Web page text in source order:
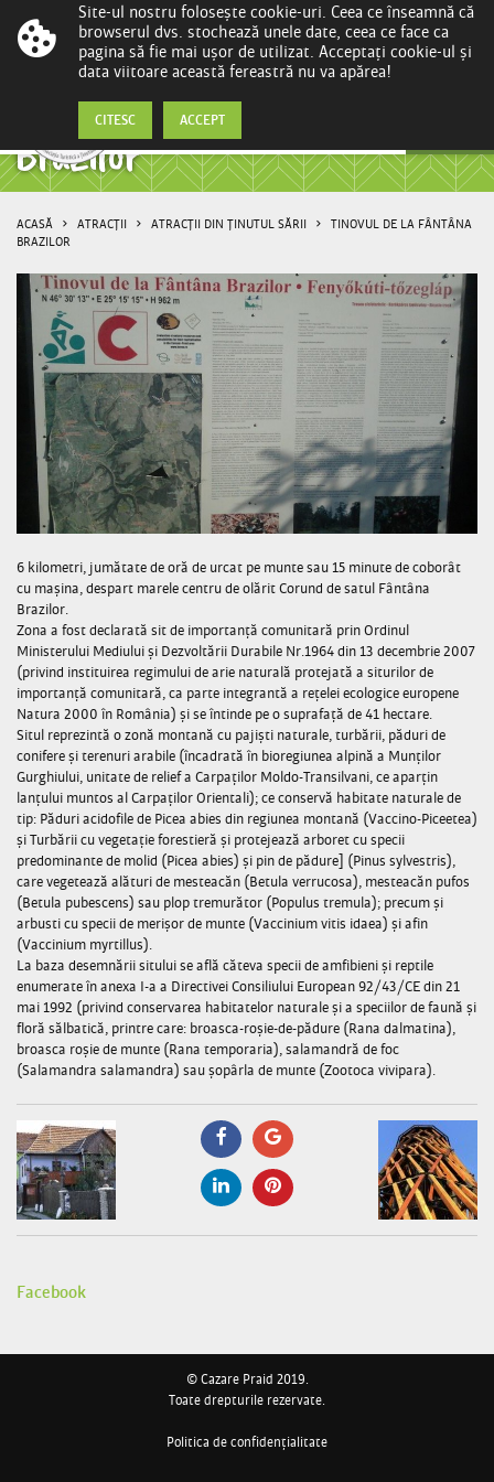
Tinovul de la Fântâna
Brazilor
ACASĂ ATRACȚII ATRACȚII DIN ȚINUTUL SĂRII
TINOVUL DE LA FÂNTÂNA
BRAZILOR
6 kilometri, jumătate de oră de urcat pe munte sau 15 minute de coborât
cu mașina, despart marele centru de olărit Corund de satul Fântâna
Brazilor.
Zona a fost declarată sit de importanță comunitară prin Ordinul
Ministerului Mediului și Dezvoltării Durabile Nr.1964 din 13 decembrie 2007
(privind instituirea regimului de arie naturală protejată a siturilor de
importanță comunitară, ca parte integrantă a rețelei ecologice europene
Natura 2000 în România) și se întinde pe o suprafață de 41 hectare.
Situl reprezintă o zonă montană cu pajiști naturale, turbării, păduri de
conifere și terenuri arabile (încadrată în bioregiunea alpină a Munților
Gurghiului, unitate de relief a Carpaților Moldo-Transilvani, ce aparțin
lanțului muntos al Carpaților Orientali); ce conservă habitate naturale de
tip: Păduri acidofile de Picea abies din regiunea montană (Vaccino-Piceetea)
și Turbării cu vegetație forestieră și protejează arboret cu specii
predominante de molid (Picea abies) și pin de pădure] (Pinus sylvestris),
care vegetează alături de mesteacăn (Betula verrucosa), mesteacăn pufos
(Betula pubescens) sau plop tremurător (Populus tremula); precum și
arbusti cu specii de merișor de munte (Vaccinium vitis idaea) și afin
(Vaccinium myrtillus).
La baza desemnării sitului se află căteva specii de amfibieni și reptile
enumerate în anexa I-a a Directivei Consiliului European 92/43/CE din 21
mai 1992 (privind conservarea habitatelor naturale și a speciilor de faună și
floră sălbatică, printre care: broasca-roșie-de-pădure (Rana dalmatina),
broasca roșie de munte (Rana temporaria), salamandră de foc
(Salamandra salamandra) sau șopârla de munte (Zootoca vivipara).
Facebook
© Cazare Praid 2019.
Toate drepturile rezervate.
Politica de confidențialitate
Site-ul nostru folosește cookie-uri. Ceea ce înseamnă că
browserul dvs. stochează unele date, ceea ce face ca
pagina să fie mai ușor de utilizat. Acceptați cookie-ul și
data viitoare această fereastră nu va apărea!
CITESC ACCEPT